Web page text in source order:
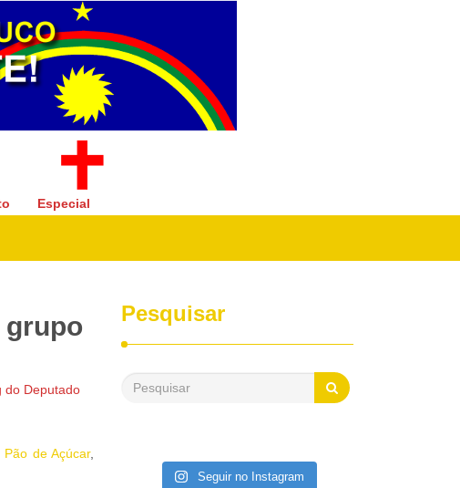
Especial
grupo
do Deputado
Pão de Açúcar,
Pesquisar
Seguir no Instagram